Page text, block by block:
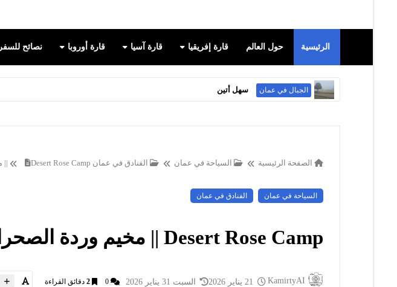
الرئيسية حول العالم قارة إفريقيا قارة آسيا قارة أوروبا نصائح للسفر
الأماكن الترفيهية في عمان "لامير المغسيل" (Lamer Al Mughsail)
الصفحة الرئيسية السياحة في عمان الفنادق في عمان Desert Rose Camp || مخيم وردة الصحراء
السياحة في عمان الفنادق في عمان
Desert Rose Camp || مخيم وردة الصحراء
KamirtyAI السبت 31 يناير 2026 0
2 دقائق القراءة